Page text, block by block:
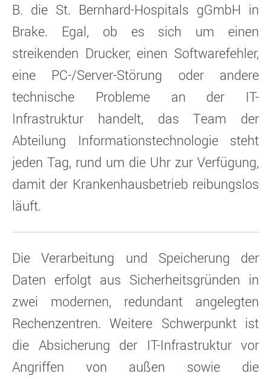
B. die St. Bernhard-Hospitals gGmbH in
Brake. Egal, ob es sich um einen
streikenden Drucker, einen Softwarefehler,
eine PC-/Server-Störung oder andere
technische Probleme an der IT-
Infrastruktur handelt, das Team der
Abteilung Informationstechnologie steht
jeden Tag, rund um die Uhr zur Verfügung,
damit der Krankenhausbetrieb reibungslos
läuft.
Die Verarbeitung und Speicherung der
Daten erfolgt aus Sicherheitsgründen in
zwei modernen, redundant angelegten
Rechenzentren. Weitere Schwerpunkt ist
die Absicherung der IT-Infrastruktur vor
Angriffen von außen sowie die